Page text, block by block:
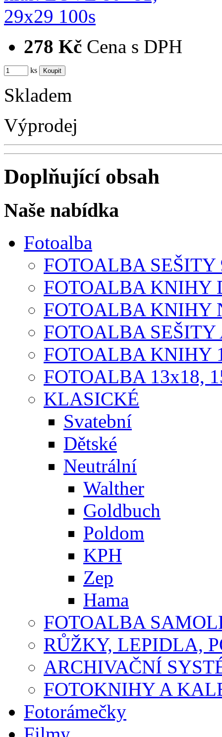
278 Kč Cena s DPH
ks
Skladem
Výprodej
Doplňující obsah
Naše nabídka
Fotoalba
FOTOALBA SEŠITY
FOTOALBA KNIHY
FOTOALBA KNIHY
FOTOALBA SEŠITY
FOTOALBA KNIHY
FOTOALBA 13x18,
KLASICKÉ
Svatební
Dětské
Neutrální
Walther
Goldbuch
Poldom
KPH
Zep
Hama
FOTOALBA
RŮŽKY, LEPIDLA,
ARCHIVAČNÍ
FOTOKNIHY A
Fotorámečky